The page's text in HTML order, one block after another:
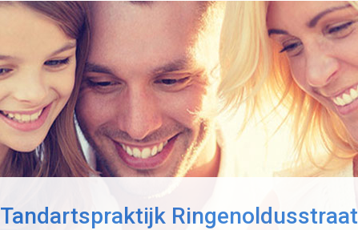
Tandartspraktijk Ringenoldusstraat